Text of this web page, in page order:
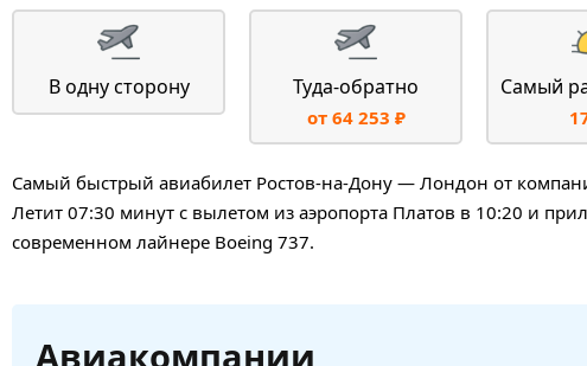
В одну сторону Туда-обратно
от 64 253 ₽
Самый
Самый быстрый авиабилет Ростов-на-Дону — Лондон от
Летит 07:30 минут с вылетом из аэропорта Платов в 10:20 и
современном лайнере Boeing 737.
Авиакомпании